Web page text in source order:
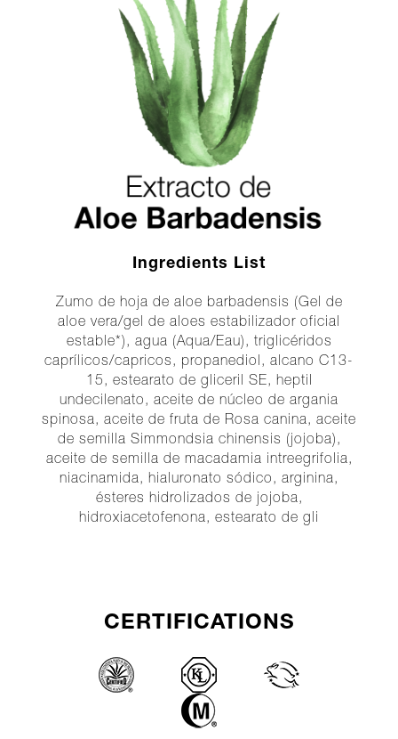
Ingredients List
Zumo de hoja de aloe barbadensis (Gel de
aloe vera/gel de aloes estabilizador oficial
estable*), agua (Aqua/Eau), triglicéridos
caprílicos/capricos, propanediol, alcano C13-
15, estearato de gliceril SE, heptil
undecilenato, aceite de núcleo de argania
spinosa, aceite de fruta de Rosa canina, aceite
de semilla Simmondsia chinensis (jojoba),
aceite de semilla de macadamia intreegrifolia,
niacinamida, hialuronato sódico, arginina,
ésteres hidrolizados de jojoba,
hidroxiacetofenona, estearato de gli
CERTIFICATIONS